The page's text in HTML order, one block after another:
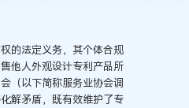
的法定义务，其个体合规
他人外观设计专利产品所
（以下简称服务业协会调
解矛盾，既有效维护了专